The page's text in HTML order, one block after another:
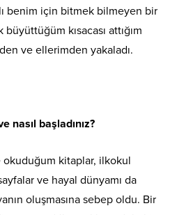
benim için bitmek bilmeyen bir
kısacası attığım
ve ellerimden yakaladı.
nasıl başladınız?
kitaplar, ilkokul
ve hayal dünyamı da
oluşmasına sebep oldu. Bir